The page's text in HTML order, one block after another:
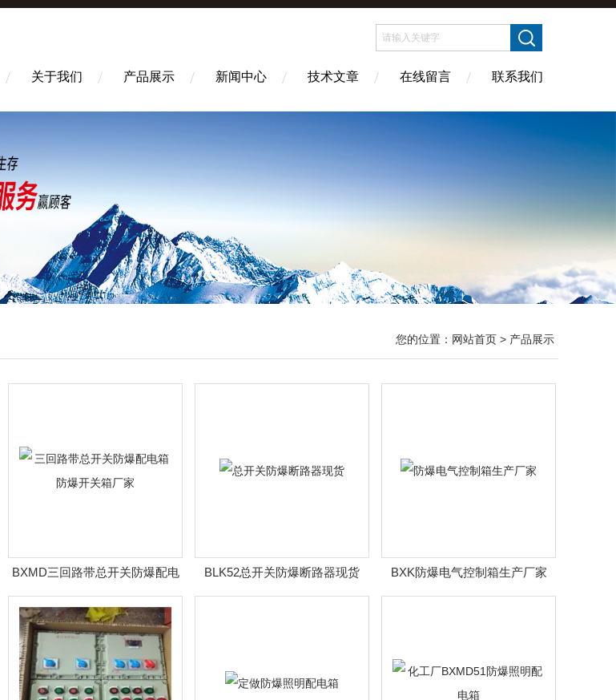
关于我们 产品展示 新闻中心 技术文章 在线留言 联系我们
您的位置： 网站首页 > 产品展示
BXMD三回路带总开关防爆配电
箱 防爆开关箱厂家
BLK52总开关防爆断路器现货 BXK防爆电气控制箱生产厂家